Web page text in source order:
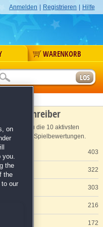
Anmelden Registrieren Hilfe
WARENKORB
Meisterschreiber
findest du die 10 aktivsten
von Spielbewertungen.
403
S. 322
P. 303
216
172
on
you.
the
the
our